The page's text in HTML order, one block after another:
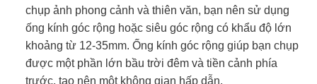
chụp ảnh phong cảnh và thiên văn, bạn nên sử dụng
ống kính góc rộng hoặc siêu góc rộng có khẩu độ lớn
khoảng từ 12-35mm. Ống kính góc rộng giúp bạn chụp
được một phần lớn bầu trời đêm và tiền cảnh phía
trước, tạo nên một không gian hấp dẫn.